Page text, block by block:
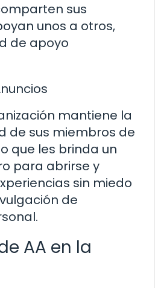
sus
unos a otros,
de apoyo
mantiene la
de sus miembros de
que les brinda un
para abrirse y
sin miedo
de
AA en la